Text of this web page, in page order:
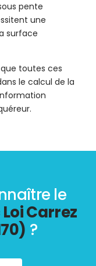
pente
une
surface
que toutes ces
le calcul de la
le
Carrez
?